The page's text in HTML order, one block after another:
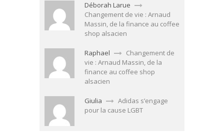
Déborah Larue
Changement de vie : Arnaud
Massin, de la finance au coffee
shop alsacien
Raphael
Changement de
vie : Arnaud Massin, de la
finance au coffee shop
alsacien
Giulia
Adidas s’engage
pour la cause LGBT